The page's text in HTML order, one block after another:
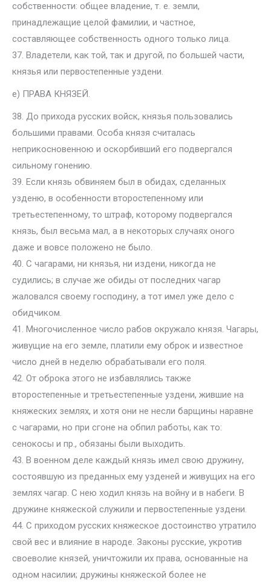
собственности: общее владение, т. е. земли,
принадлежащие целой фамилии, и частное,
составляющее собственность одного только лица.
37. Владетели, как той, так и другой, по большей части,
князья или первостепенные уздени.
е) ПРАВА КНЯЗЕЙ.
38. До прихода русских войск, князья пользовались
большими правами. Особа князя считалась
неприкосновенною и оскорбивший его подвергался
сильному гонению.
39. Если князь обвиняем был в обидах, сделанных
узденю, в особенности второстепенному или
третьестепенному, то штраф, которому подвергался
князь, был весьма мал, а в некоторых случаях оного
даже и вовсе положено не было.
40. С чагарами, ни князья, ни издени, никогда не
судились; в случае же обиды от последних чагар
жаловался своему господину, а тот имел уже дело с
обидчиком.
41. Многочисленное число рабов окружало князя. Чагары,
живущие на его земле, платили ему оброк и известное
число дней в неделю обрабатывали его поля.
42. От оброка этого не избавлялись также
второстепенные и третьестепенные уздени, жившие на
княжеских землях, и хотя они не несли барщины наравне
с чагарами, но при сгоне на обпил работы, как то:
сенокосы и пр., обязаны были выходить.
43. В военном деле каждый князь имел свою дружину,
состоявшую из преданных ему узденей и живущих на его
землях чагар. С нею ходил князь на войну и в набеги. В
дружине княжеской служили и первостепенные уздени.
44. С приходом русских княжеское достоинство утратило
свой вес и влияние в народе. Законы русские, укротив
своеволие князей, уничтожили их права, основанные на
одном насилии; дружины княжеской более не